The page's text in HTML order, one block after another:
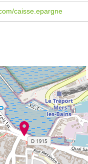
caisse.epargne